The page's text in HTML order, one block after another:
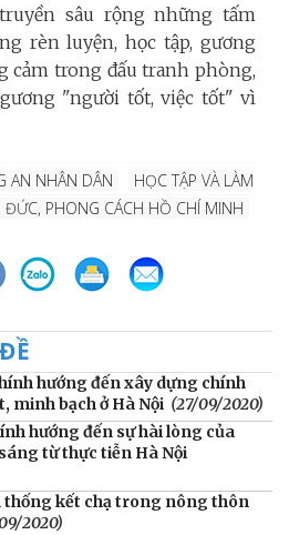
sâu rộng những tấm
rèn luyện, học tập, gương
cảm trong đấu tranh phòng,
"người tốt, việc tốt" vì
AN NHÂN DÂN
HỌC TẬP VÀ LÀM
PHONG CÁCH HỒ CHÍ MINH
hướng đến xây dựng chính
minh bạch ở Hà Nội (27/09/2020)
hướng đến sự hài lòng của
từ thực tiễn Hà Nội
thống kết chạ trong nông thôn
2020)